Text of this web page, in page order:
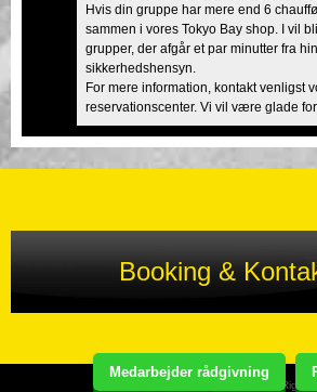
Medarbejder rådgivning
Hvis din gruppe har mere end 6
sammen i vores Tokyo Bay shop. I vil
grupper, der afgår et par minutter fra
sikkerhedshensyn.
For mere information, kontakt venligst
reservationscenter. Vi vil være glade
Booking &
Copyright(C) Street Kart Tour. All Rights